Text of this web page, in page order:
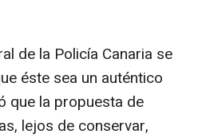
de la Policía Canaria se
éste sea un auténtico
que la propuesta de
lejos de conservar,